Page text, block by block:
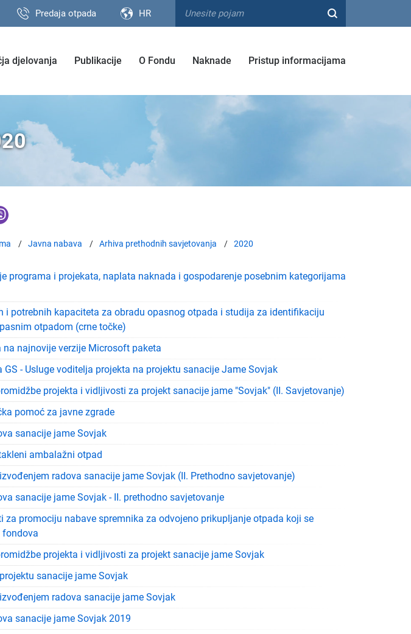
Predaja otpada HR
djelovanja Publikacije O Fondu Naknade Pristup informacijama
Javna nabava Arhiva prethodnih savjetovanja 2020
programa i projekata, naplata naknada i gospodarenje posebnim kategorijama
i potrebnih kapaciteta za obradu opasnog otpada i studija za identifikaciju
otpadom (crne točke)
najnovije verzije Microsoft paketa
- Usluge voditelja projekta na projektu sanacije Jame Sovjak
projekta i vidljivosti za projekt sanacije jame "Sovjak" (II. Savjetovanje)
pomoć za javne zgrade
sanacije jame Sovjak
ambalažni otpad
radova sanacije jame Sovjak (II. Prethodno savjetovanje)
sanacije jame Sovjak - II. prethodno savjetovanje
za promociju nabave spremnika za odvojeno prikupljanje otpada koji se
fondova
projekta i vidljivosti za projekt sanacije jame Sovjak
sanacije jame Sovjak
radova sanacije jame Sovjak
sanacije jame Sovjak 2019